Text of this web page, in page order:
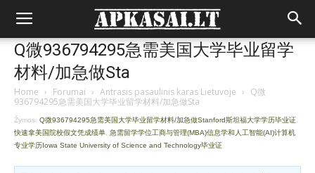
Q微936794295急需美国大学毕业留学
材料/加急做Sta
Home › Forumai › Antrasis pasaulinis karas Lietuvoje › Q微
936794295急需美国大学毕业留学材料/加急做Sta
Žymos: Q微936794295急需美国大学毕业留学材料/加急做Stanford斯坦福大学学历毕业证
快速拿美国院校假文凭成绩单 急需留学学位工商与管理(MBA)信息学和人工智能(AI)计算机
专业学历Iowa State University of Science and Technology毕业证